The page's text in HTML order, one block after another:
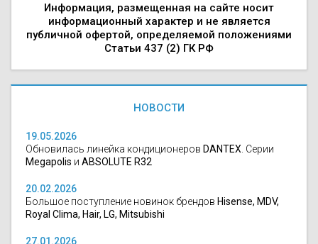
Информация, размещенная на сайте носит
информационный характер и не является
публичной офертой, определяемой положениями
Статьи 437 (2) ГК РФ
НОВОСТИ
19.05.2026
Обновилась линейка кондиционеров DANTEX . Серии
Megapolis и ABSOLUTE R32
20.02.2026
Большое поступление новинок брендов Hisense, MDV,
Royal Clima, Hair, LG, Mitsubishi
27.01.2026